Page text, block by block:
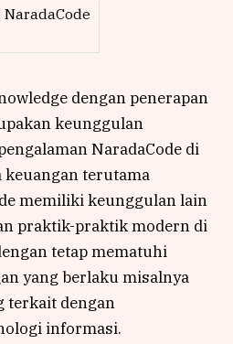
NaradaCode
dengan penerapan
keunggulan
NaradaCode di
terutama
memiliki keunggulan lain
praktik-praktik modern di
tetap mematuhi
yang berlaku misalnya
terkait dengan
informasi.